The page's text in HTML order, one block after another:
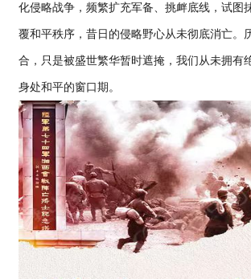
化侵略战争，频繁扩充军备、挑衅底线，试图
覆和平秩序，昔日的侵略野心从未彻底消亡。
合，只是被盛世繁华暂时遮掩，我们从未拥有
身处和平的窗口期。